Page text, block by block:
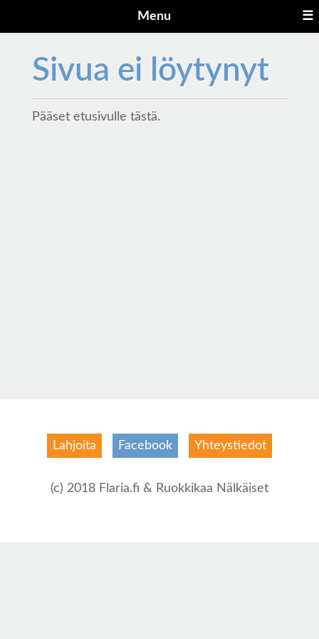
Menu ☰
Sivua ei löytynyt
Pääset etusivulle tästä.
Lahjoita Facebook Yhteystiedot
(c) 2018 Flaria.fi & Ruokkikaa Nälkäiset